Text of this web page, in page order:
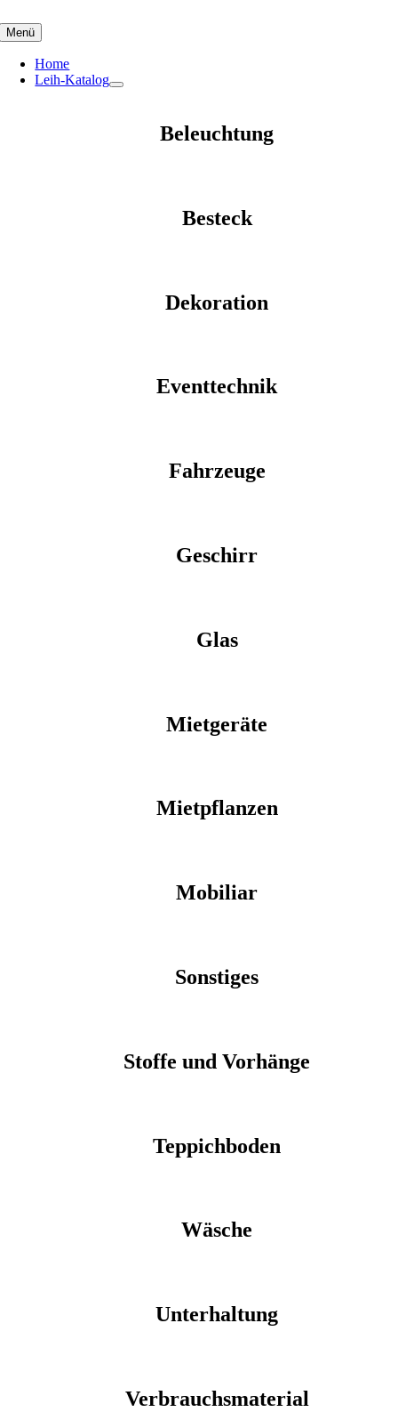
to
content
Menü
Home
Leih-Katalog
Beleuchtung
Besteck
Dekoration
Eventtechnik
Fahrzeuge
Geschirr
Glas
Mietgeräte
Mietpflanzen
Mobiliar
Sonstiges
Stoffe und Vorhänge
Teppichboden
Wäsche
Unterhaltung
Verbrauchsmaterial